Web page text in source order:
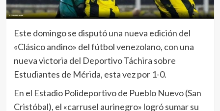
Este domingo se disputó una nueva edición del
«Clásico andino» del fútbol venezolano, con una
nueva victoria del Deportivo Táchira sobre
Estudiantes de Mérida, esta vez por 1-0.
En el Estadio Polideportivo de Pueblo Nuevo (San
Cristóbal), el «carrusel aurinegro» logró sumar su